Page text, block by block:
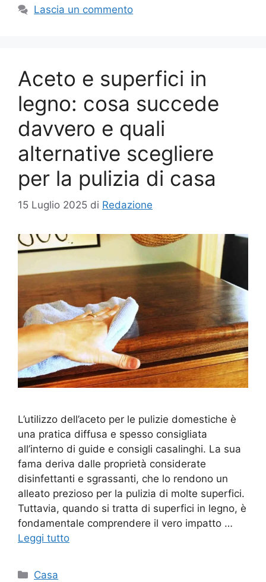
Lascia un commento
Aceto e superfici in
legno: cosa succede
davvero e quali
alternative scegliere
per la pulizia di casa
15 Luglio 2025 di Redazione
L’utilizzo dell’aceto per le pulizie domestiche è
una pratica diffusa e spesso consigliata
all’interno di guide e consigli casalinghi. La sua
fama deriva dalle proprietà considerate
disinfettanti e sgrassanti, che lo rendono un
alleato prezioso per la pulizia di molte superfici.
Tuttavia, quando si tratta di superfici in legno, è
fondamentale comprendere il vero impatto …
Leggi tutto
Categorie
Casa